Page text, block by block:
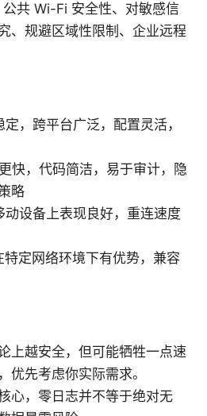
共 Wi-Fi 安全性、对敏感信
、规避区域性限制、企业远程
，跨平台广泛，配置灵活，
快，代码简洁，易于审计，隐
略
动设备上表现良好，重连速度
定网络环境下有优势，兼容
上越安全，但可能牺牲一点速
优先考虑你实际需求。
心，零日志并不等于绝对无